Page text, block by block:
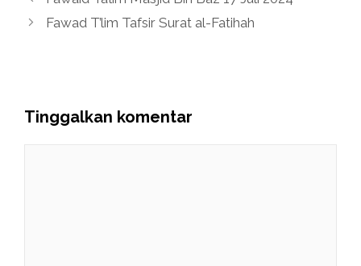
Fawad T’lim Tafsir Surat al-Fatihah
Tinggalkan komentar